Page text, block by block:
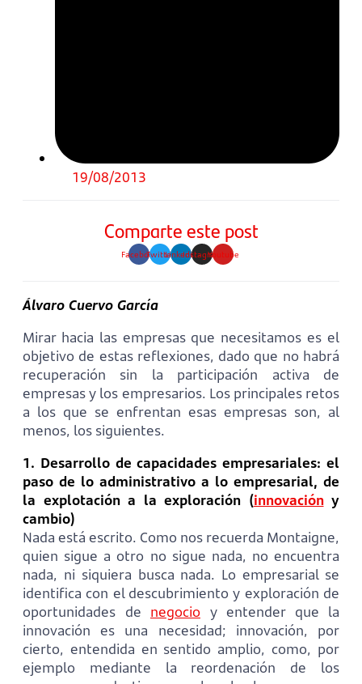
19/08/2013
Comparte este post
FacebookTwitterLinkedinInstagramYoutube
Álvaro Cuervo García
Mirar hacia las empresas que necesitamos es el
objetivo de estas reflexiones, dado que no habrá
recuperación sin la participación activa de
empresas y los empresarios. Los principales retos
a los que se enfrentan esas empresas son, al
menos, los siguientes.
1. Desarrollo de capacidades empresariales: el
paso de lo administrativo a lo empresarial, de
la explotación a la exploración (innovacióny
cambio)
Nada está escrito. Como nos recuerda Montaigne,
quien sigue a otro no sigue nada, no encuentra
nada, ni siquiera busca nada. Lo empresarial se
identifica con el descubrimiento y exploración de
oportunidades de negocio y entender que la
innovación es una necesidad; innovación, por
cierto, entendida en sentido amplio, como, por
ejemplo mediante la reordenación de los